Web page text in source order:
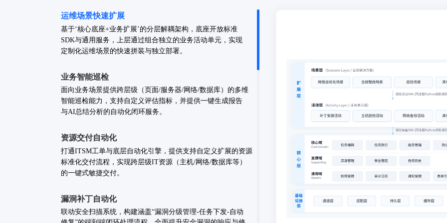
运维场景快速扩展
基于‘核心底座+业务扩展’的分层解耦架构，底座开放标准
SDK与通用服务，上层通过组合独立的业务活动单元，实现
定制化运维场景的快速拼装与独立部署。
业务智能巡检
面向业务场景提供跨层级（页面/服务器/网络/数据库）的多维
智能巡检能力，支持自定义评估指标，并提供一键生成报告
与AI总结分析的自动化闭环服务。
资源交付自动化
打通ITSM工单与底层自动化引擎，提供支持自定义扩展的资源
标准化交付流程，实现跨层级IT资源（主机/网络/数据库等）
的一键式敏捷交付。
漏洞补丁自动化
联动安全扫描系统，构建涵盖“漏洞分级管理-任务下发-自动